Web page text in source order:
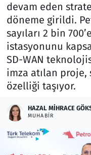
devam eden
döneme girildi.
sayıları 2 bin
istasyonunu
SD-WAN
imza atılan
özelliği taşıyor.
HAZAL MIHRACE
MUHABIR
Otomobil
Oyun
Ramazan
Resmi İlanlar
Rüya Tabirleri
Sağlık